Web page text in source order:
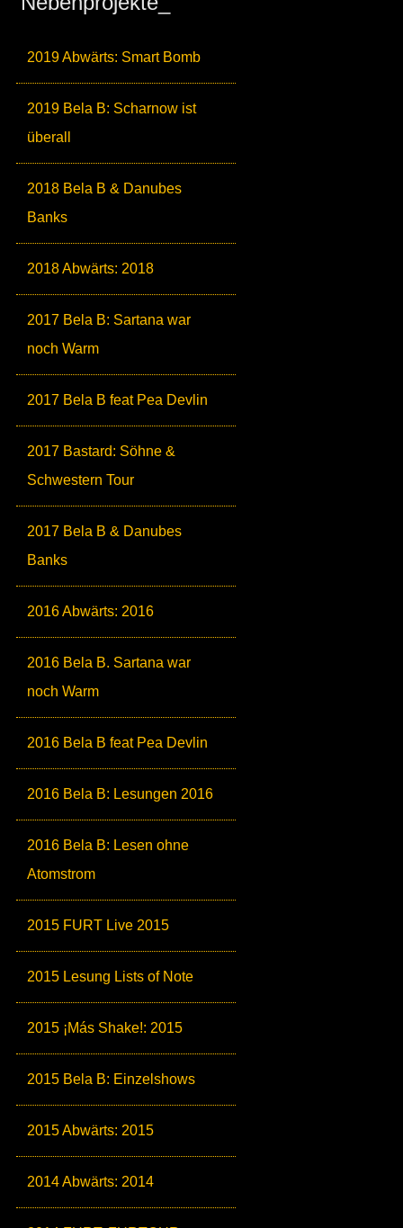
2019 Abwärts: Smart Bomb
2019 Bela B: Scharnow ist
überall
2018 Bela B & Danubes
Banks
2018 Abwärts: 2018
2017 Bela B: Sartana war
noch Warm
2017 Bela B feat Pea Devlin
2017 Bastard: Söhne &
Schwestern Tour
2017 Bela B & Danubes
Banks
2016 Abwärts: 2016
2016 Bela B. Sartana war
noch Warm
2016 Bela B feat Pea Devlin
2016 Bela B: Lesungen 2016
2016 Bela B: Lesen ohne
Atomstrom
2015 FURT Live 2015
2015 Lesung Lists of Note
2015 ¡Más Shake!: 2015
2015 Bela B: Einzelshows
2015 Abwärts: 2015
2014 Abwärts: 2014